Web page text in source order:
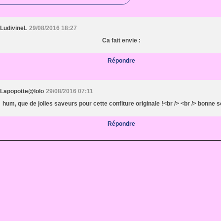
LudivineL 29/08/2016 18:27
Ca fait envie :
Répondre
Lapopotte@lolo 29/08/2016 07:11
hum, que de jolies saveurs pour cette confiture originale !<br /> <br /> bonne
Répondre